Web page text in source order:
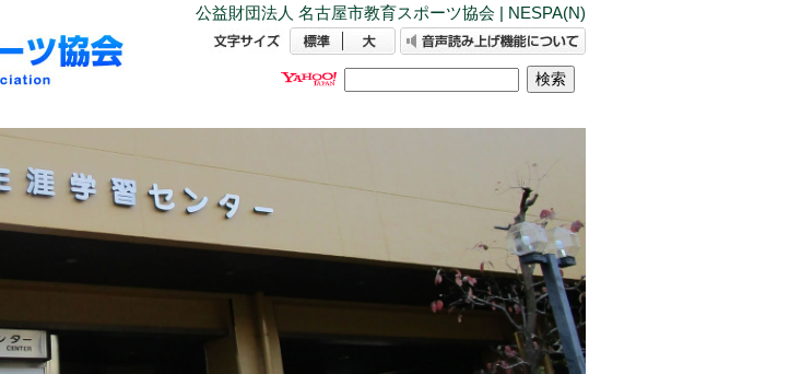
公益財団法人 名古屋市教育スポーツ協会 | NESPA(N)